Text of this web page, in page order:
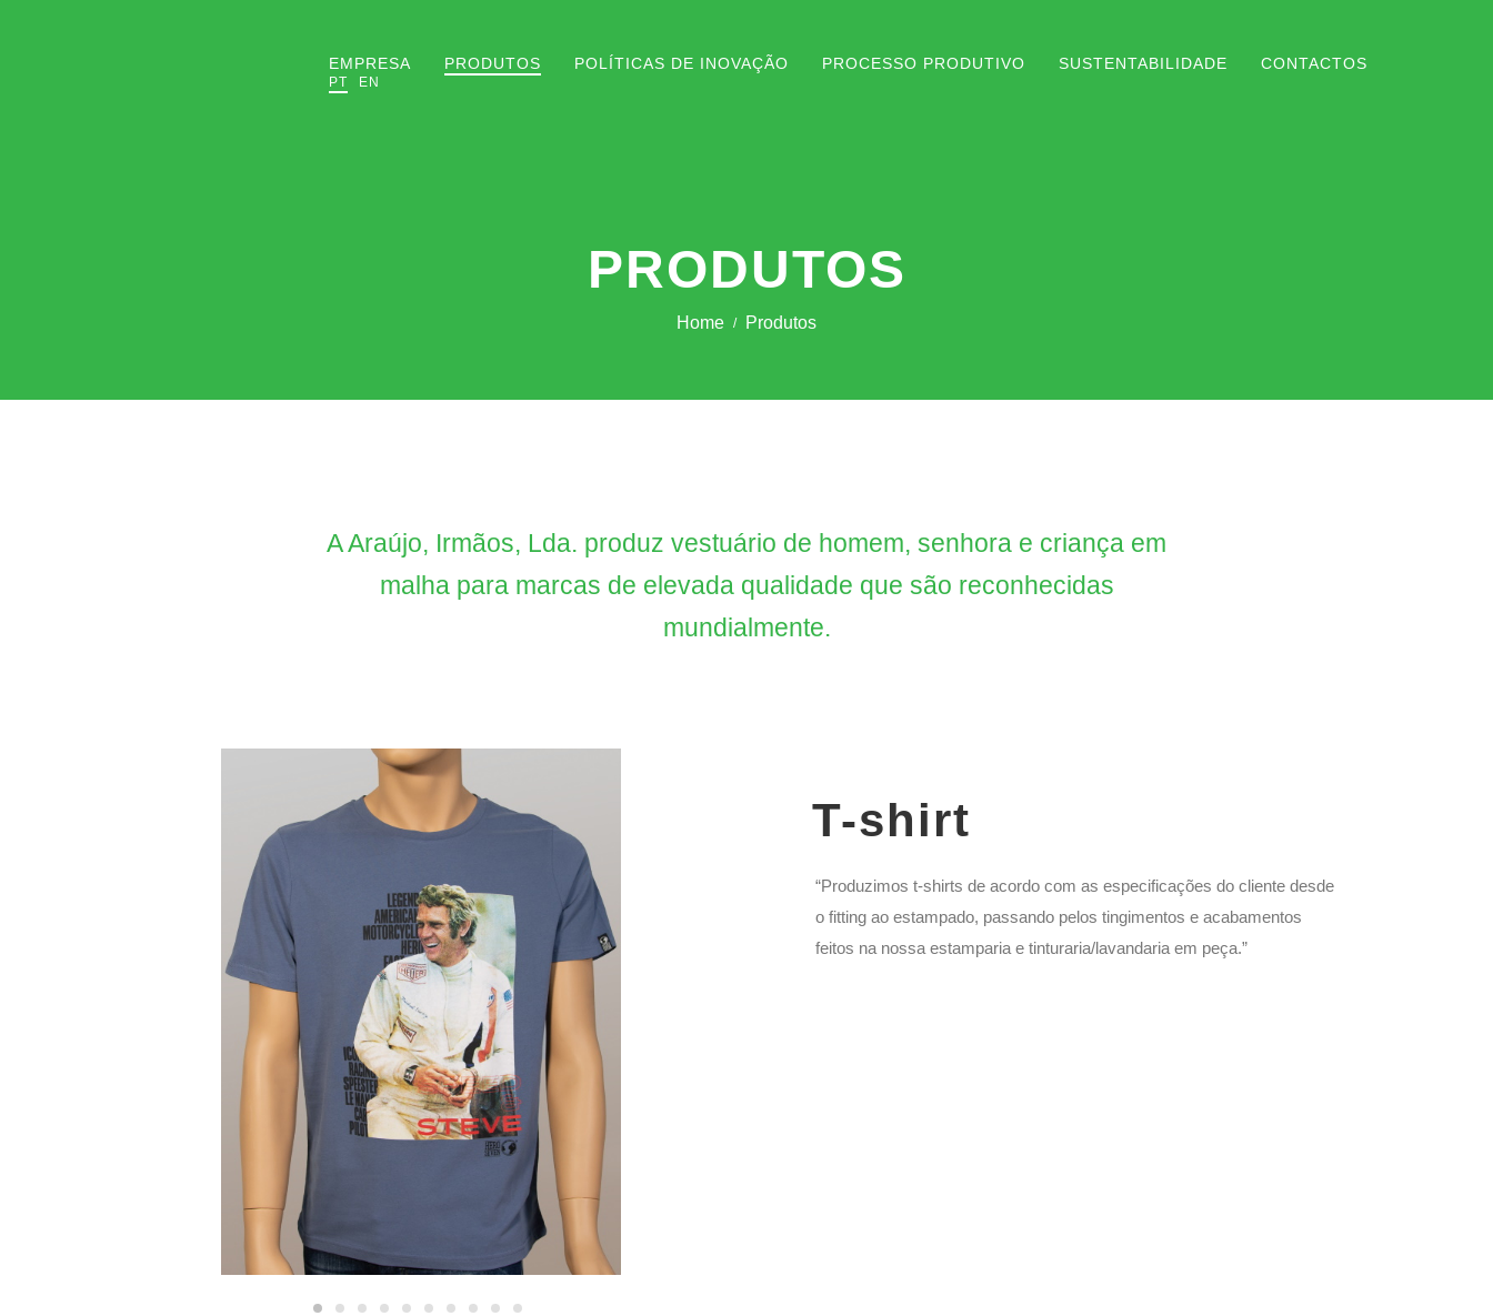
EMPRESA PRODUTOS POLÍTICAS DE INOVAÇÃO PROCESSO PRODUTIVO SUSTENTABILIDADE CONTACTOS
PT EN
PRODUTOS
Home Produtos
A Araújo, Irmãos, Lda. produz vestuário de homem, senhora e criança em
malha para marcas de elevada qualidade que são reconhecidas
mundialmente.
T-shirt
“Produzimos t-shirts de acordo com as especificações do cliente desde
o fitting ao estampado, passando pelos tingimentos e acabamentos
feitos na nossa estamparia e tinturaria/lavandaria em peça.”